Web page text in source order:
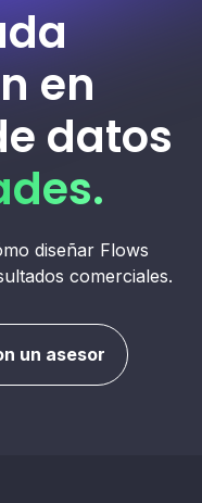
en
datos
diseñar Flows
comerciales.
un asesor